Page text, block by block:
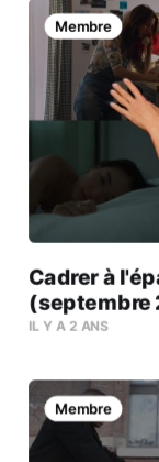
Membre
Cadrer à
(septembre
IL Y A 2 ANS
Membre